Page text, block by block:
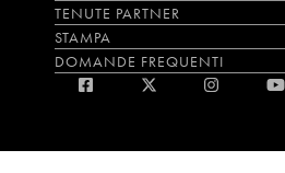
TENUTE PARTNER
STAMPA
DOMANDE FREQUENTI